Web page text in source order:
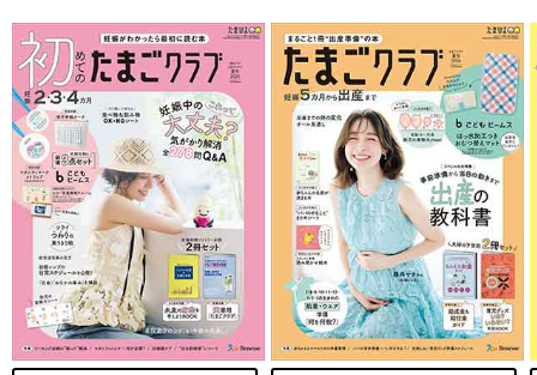
42kgの人が時速10kmで運転し、子どもが障害物に接触するシミ
ュレーションでも、大腿骨を骨折するほどの衝撃が加わることが
わかっています。時速10kmは自転車をゆっくりこぐ程度のスピ
ードです。
障害物があるときは自転車を降りる対策を